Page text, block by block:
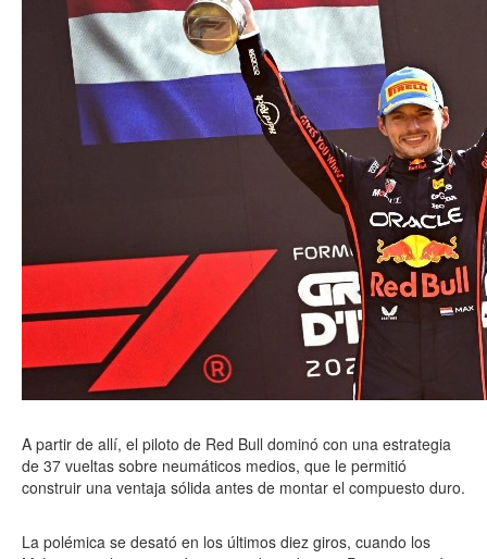
A partir de allí, el piloto de Red Bull dominó con una estrategia
de 37 vueltas sobre neumáticos medios, que le permitió
construir una ventaja sólida antes de montar el compuesto duro.
La polémica se desató en los últimos diez giros, cuando los